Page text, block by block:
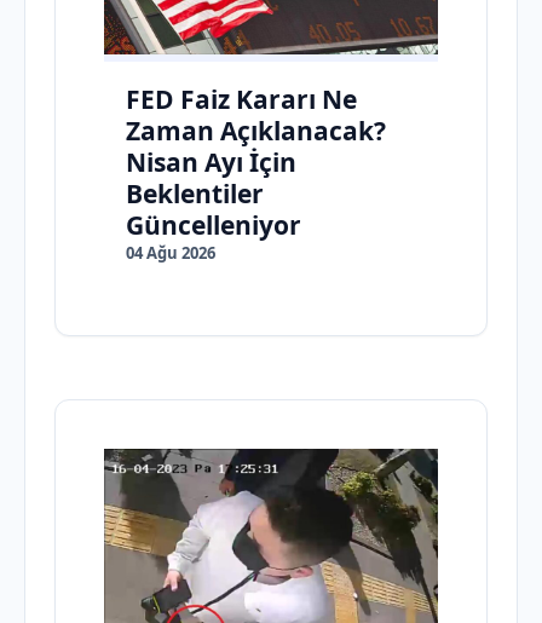
FED Faiz Kararı Ne
Zaman Açıklanacak?
Nisan Ayı İçin
Beklentiler
Güncelleniyor
04 Ağu 2026